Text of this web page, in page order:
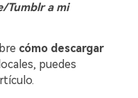
Tumblr a mi
cómo descargar
puedes